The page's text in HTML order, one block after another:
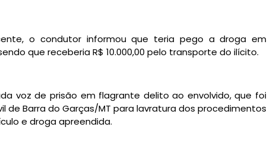
o condutor informou que teria pego a droga em
que receberia R$ 10.000,00 pelo transporte do ilícito.
voz de prisão em flagrante delito ao envolvido, que foi
de Barra do Garças/MT para lavratura dos procedimentos
e droga apreendida.